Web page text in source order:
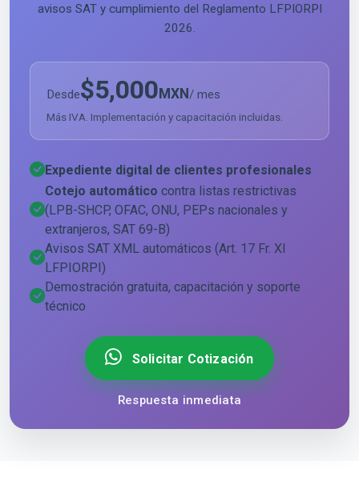
avisos SAT y cumplimiento del Reglamento LFPIORPI
2026.
Desde$5,000MXN/ mes
Más IVA. Implementación y capacitación incluidas.
Expediente digital de clientes profesionales
Cotejo automático contra listas restrictivas
(LPB-SHCP, OFAC, ONU, PEPs nacionales y
extranjeros, SAT 69-B)
Avisos SAT XML automáticos (Art. 17 Fr. XI
LFPIORPI)
Demostración gratuita, capacitación y soporte
técnico
Solicitar Cotización
Respuesta inmediata